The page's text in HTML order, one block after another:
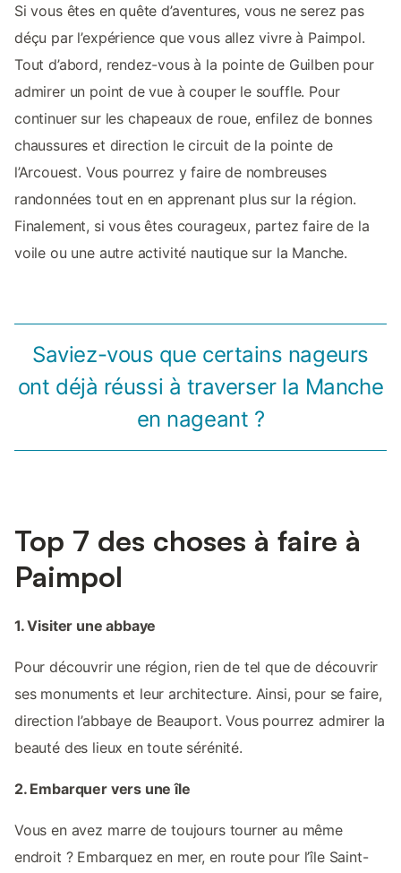
Si vous êtes en quête d’aventures, vous ne serez pas
déçu par l’expérience que vous allez vivre à Paimpol.
Tout d’abord, rendez-vous à la pointe de Guilben pour
admirer un point de vue à couper le souffle. Pour
continuer sur les chapeaux de roue, enfilez de bonnes
chaussures et direction le circuit de la pointe de
l’Arcouest. Vous pourrez y faire de nombreuses
randonnées tout en en apprenant plus sur la région.
Finalement, si vous êtes courageux, partez faire de la
voile ou une autre activité nautique sur la Manche.
Saviez-vous que certains nageurs
ont déjà réussi à traverser la Manche
en nageant ?
Top 7 des choses à faire à
Paimpol
1. Visiter une abbaye
Pour découvrir une région, rien de tel que de découvrir
ses monuments et leur architecture. Ainsi, pour se faire,
direction l’abbaye de Beauport. Vous pourrez admirer la
beauté des lieux en toute sérénité.
2. Embarquer vers une île
Vous en avez marre de toujours tourner au même
endroit ? Embarquez en mer, en route pour l’île Saint-